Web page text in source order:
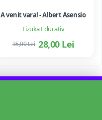
Lizuka Educativ
A venit vara! - Albert Asensio
28,00 Lei
35,00 Lei